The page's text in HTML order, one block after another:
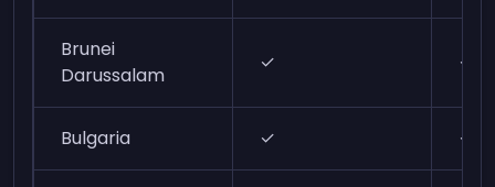
Brunei
Darussalam
✓ ✓
Bulgaria ✓ ✓